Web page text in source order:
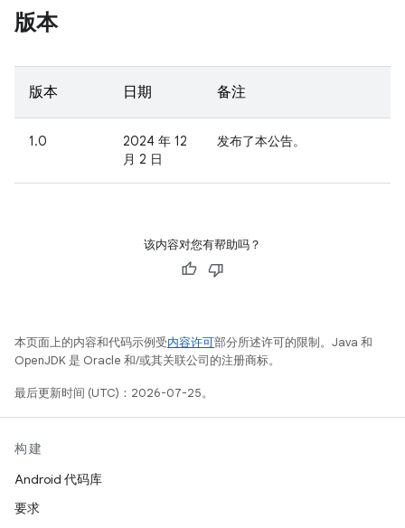
版本
版本 日期 备注
1.0
2024 年 12
月 2 日
发布了本公告。
该内容对您有帮助吗？
本页面上的内容和代码示例受内容许可部分所述许可的限制。Java 和
OpenJDK 是 Oracle 和/或其关联公司的注册商标。
最后更新时间 (UTC)：2026-07-25。
构建
Android 代码库
要求